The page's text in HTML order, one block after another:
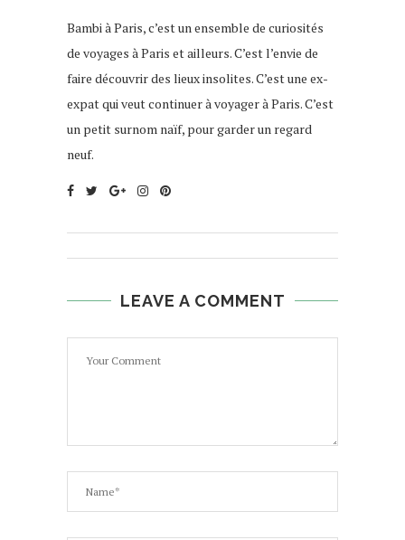
Bambi à Paris, c’est un ensemble de curiosités
de voyages à Paris et ailleurs. C’est l’envie de
faire découvrir des lieux insolites. C’est une ex-
expat qui veut continuer à voyager à Paris. C’est
un petit surnom naïf, pour garder un regard
neuf.
LEAVE A COMMENT